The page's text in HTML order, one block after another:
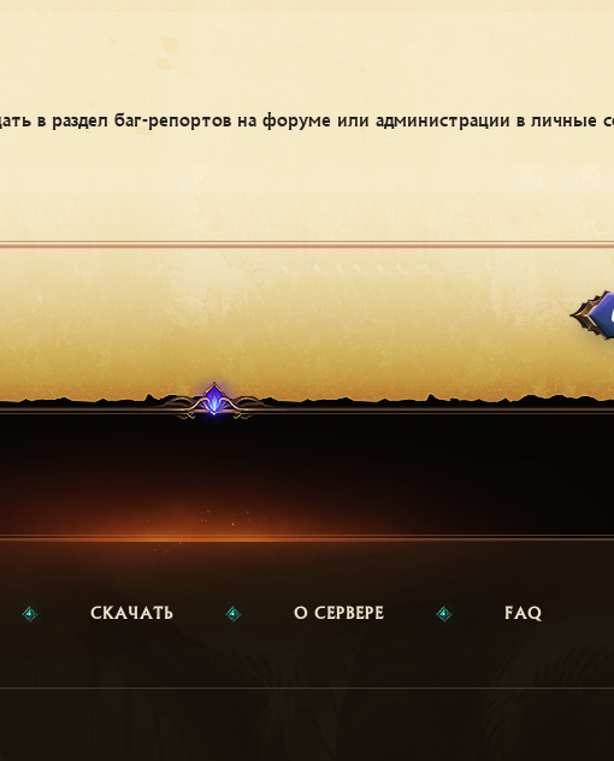
в раздел баг-репортов на форуме или администрации в личные
СКАЧАТЬ О СЕРВЕРЕ FAQ